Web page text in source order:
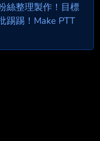
絲整理製作！目標
踢踢！Make PTT